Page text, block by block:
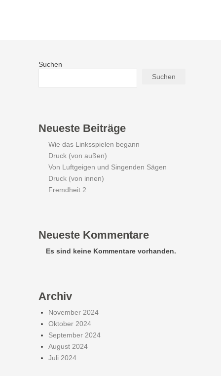
Suchen
Suchen
Neueste Beiträge
Wie das Linksspielen begann
Druck (von außen)
Von Luftgeigen und Singenden Sägen
Druck (von innen)
Fremdheit 2
Neueste Kommentare
Es sind keine Kommentare vorhanden.
Archiv
November 2024
Oktober 2024
September 2024
August 2024
Juli 2024